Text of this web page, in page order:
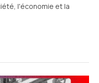
l'économie et la